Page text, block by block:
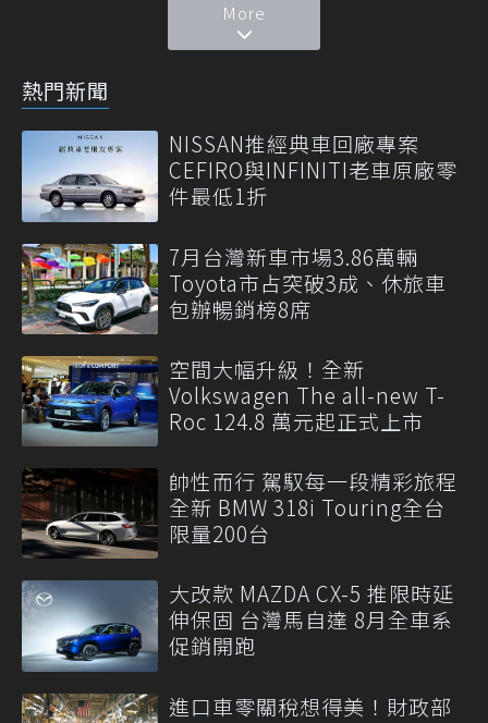
More
熱門新聞
NISSAN推經典車回廠專案
CEFIRO與INFINITI老車原廠零
件最低1折
7月台灣新車市場3.86萬輛
Toyota市占突破3成、休旅車
包辦暢銷榜8席
空間大幅升級！全新
Volkswagen The all-new T-
Roc 124.8 萬元起正式上市
帥性而行 駕馭每一段精彩旅程
全新 BMW 318i Touring全台
限量200台
大改款 MAZDA CX-5 推限時延
伸保固 台灣馬自達 8月全車系
促銷開跑
進口車零關稅想得美！財政部